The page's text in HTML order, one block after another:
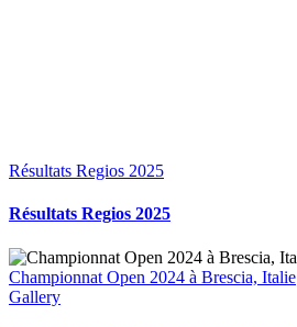
Résultats Regios 2025
Résultats Regios 2025
Championnat Open 2024 à Brescia, Italie
Gallery